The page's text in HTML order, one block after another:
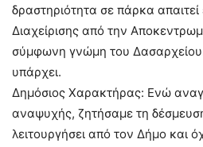
δραστηριότητα σε πάρκα
Διαχείρισης από την
σύμφωνη γνώμη του
υπάρχει.
Δημόσιος Χαρακτήρας: Ενώ
αναψυχής, ζητήσαμε τη
λειτουργήσει από τον Δήμο και